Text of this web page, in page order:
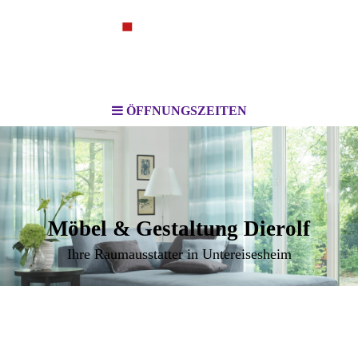
ÖFFNUNGSZEITEN
Möbel & Gestaltung Dierolf
Ihre Raumausstatter in Untereisesheim